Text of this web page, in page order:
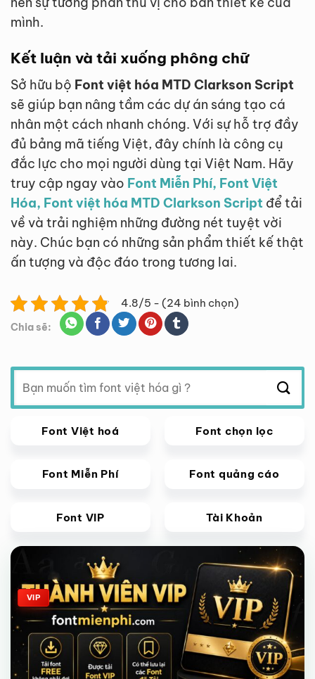
mình.
Kết luận và tải xuống phông chữ
Sở hữu bộ Font việt hóa MTD Clarkson Script
sẽ giúp bạn nâng tầm các dự án sáng tạo cá
nhân một cách nhanh chóng. Với sự hỗ trợ đầy
đủ bảng mã tiếng Việt, đây chính là công cụ
đắc lực cho mọi người dùng tại Việt Nam. Hãy
truy cập ngay vào Font Miễn Phí, Font Việt
Hóa, Font việt hóa MTD Clarkson Script để tải
về và trải nghiệm những đường nét tuyệt vời
này. Chúc bạn có những sản phẩm thiết kế thật
ấn tượng và độc đáo trong tương lai.
4.8/5 - (24 bình chọn)
Chia sẽ:
Tìm
kiếm:
Font Việt hoá Font chọn lọc
Font Miễn Phí Font quảng cáo
Font VIP Tài Khoản
Giảm giá!
VIP